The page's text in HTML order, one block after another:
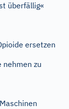
überfällig«
ersetzen
nehmen zu